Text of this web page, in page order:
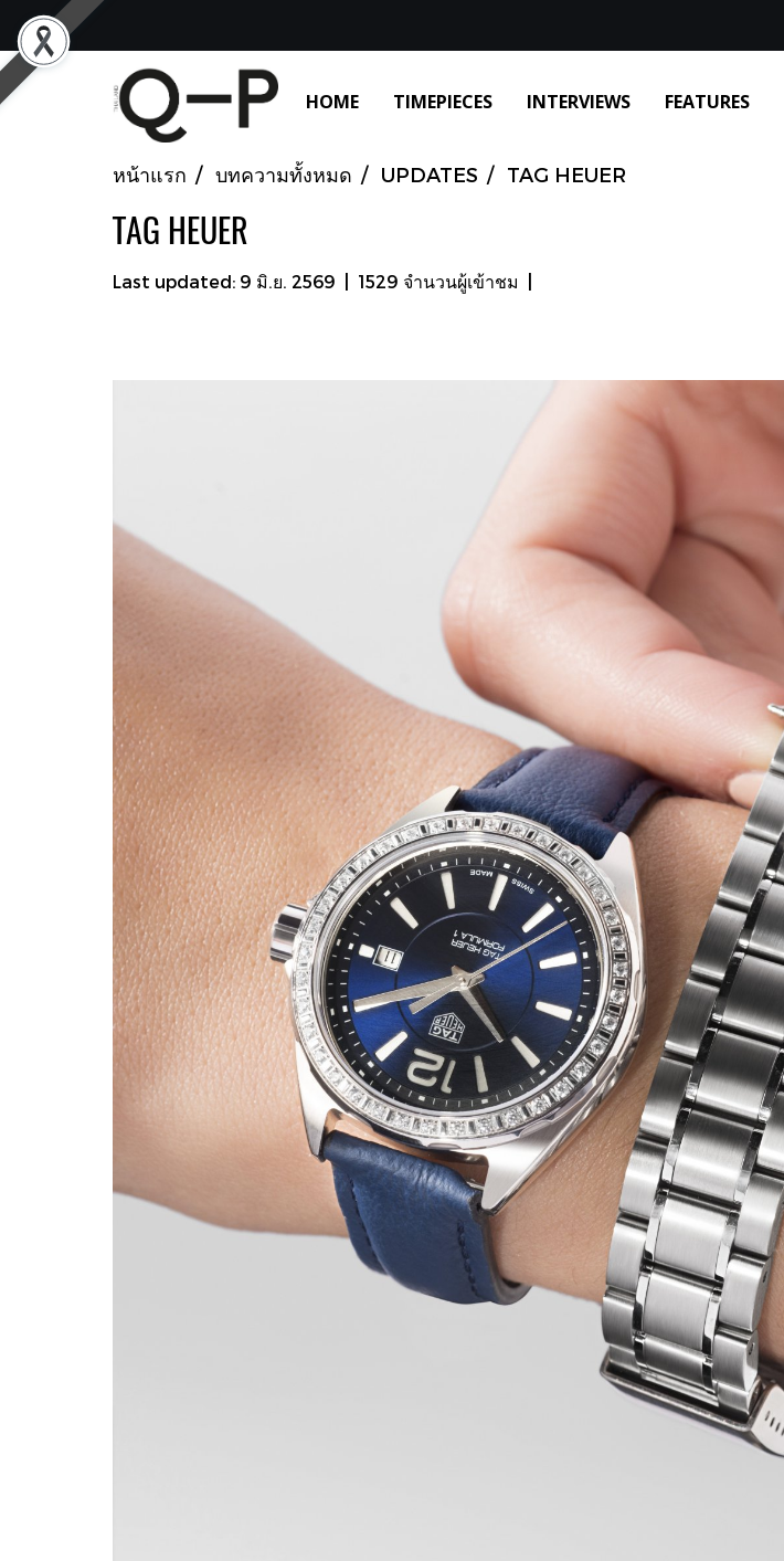
HOME TIMEPIECES INTERVIEWS FEATURES
หน้าแรก บทความทั้งหมด UPDATES TAG HEUER
TAG HEUER
Last updated: 9 มิ.ย. 2569 1529 จำนวนผู้เข้าชม